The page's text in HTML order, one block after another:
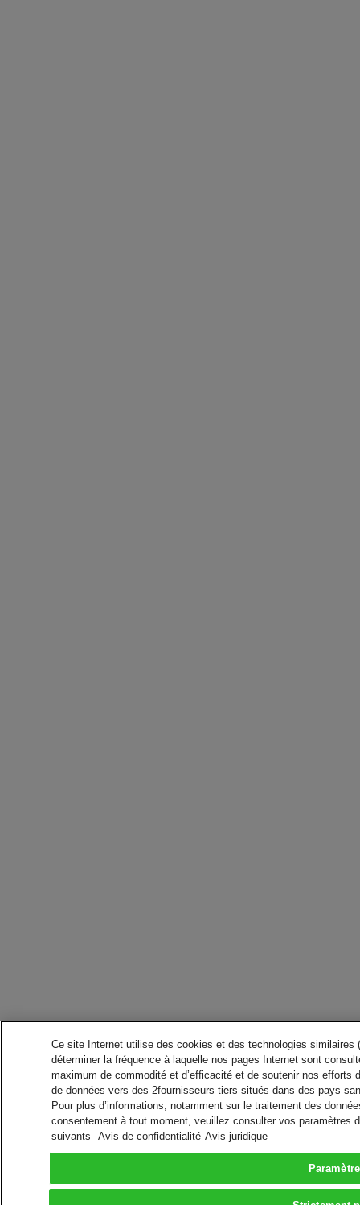
Ce site Internet utilise des cookies et des technologies
déterminer la fréquence à laquelle nos pages Internet sont
maximum de commodité et d’efficacité et de soutenir nos
de données vers des 2fournisseurs tiers situés dans des pays
Pour plus d’informations, notamment sur le traitement des
consentement à tout moment, veuillez consulter vos paramètres
suivants
Avis de confidentialité Avis juridique